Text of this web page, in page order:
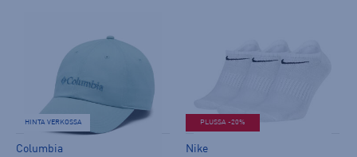
HINTA VERKOSSA
Columbia
PLUSSA -20%
Nike